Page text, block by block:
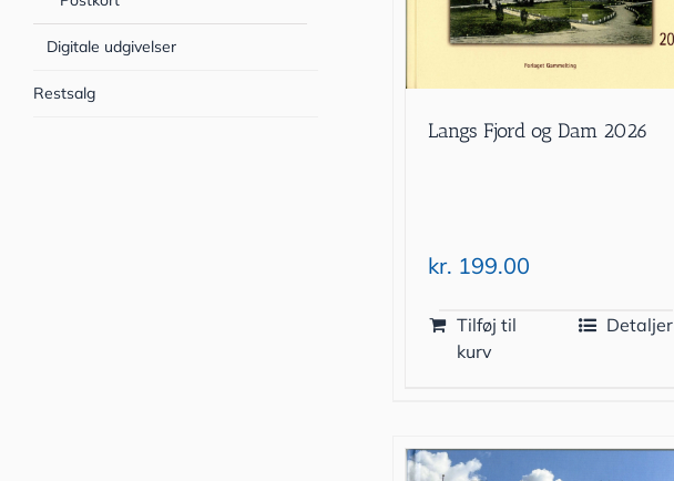
Langs Fjord og Dam 2026
kr. 199.00
Tilføj til
kurv
Detaljer
Digitale udgivelser
Restsalg